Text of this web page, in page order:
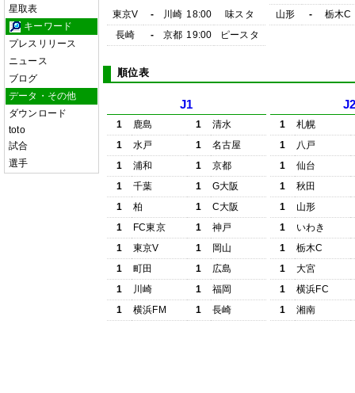
星取表
キーワード
プレスリリース
ニュース
ブログ
データ・その他
ダウンロード
toto
試合
選手
東京V
- 川崎 18:00
味スタ
長崎
- 京都 19:00 ピースタ
山形
- 栃木C
順位表
J1
1 鹿島 1
清水
1
水戸 1
名古屋
1
浦和 1
京都
1
千葉 1
G大阪
1
柏 1
C大阪
1
FC東京 1
神戸
1
東京V 1
岡山
1
町田 1
広島
1
川崎 1
福岡
1
横浜FM 1 長崎
1
札幌
1
八戸
1
仙台
1
秋田
1
山形
1
いわき
1
栃木C
1
大宮
1
横浜FC
1
湘南